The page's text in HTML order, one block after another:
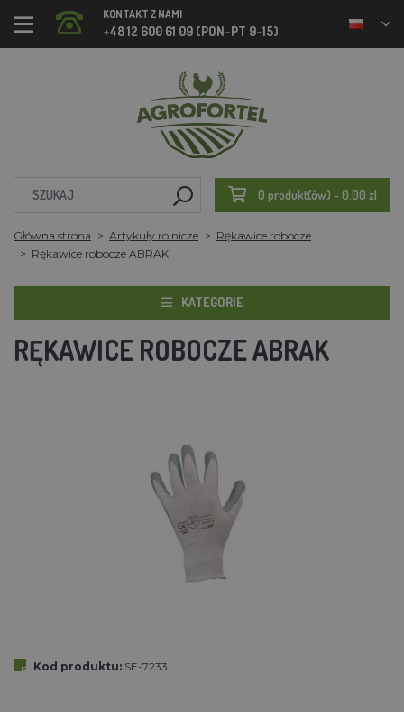
KONTAKT Z NAMI
+48 12 600 61 09 (PON-PT 9-15)
0 produkt(ów) - 0.00 zl
Główna strona Artykuły rolnicze
Rękawice robocze
Rękawice robocze ABRAK
KATEGORIE
RĘKAWICE ROBOCZE ABRAK
Kod produktu: SE-7233